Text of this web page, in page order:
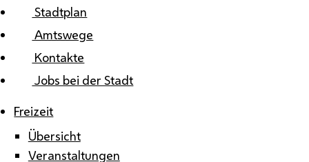
Stadtplan
Amtswege
Kontakte
Jobs bei der Stadt
Freizeit
Übersicht
Veranstaltungen